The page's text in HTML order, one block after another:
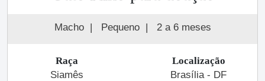
Macho | Pequeno | 2 a 6 meses
Raça
Siamês
Localização
Brasília - DF